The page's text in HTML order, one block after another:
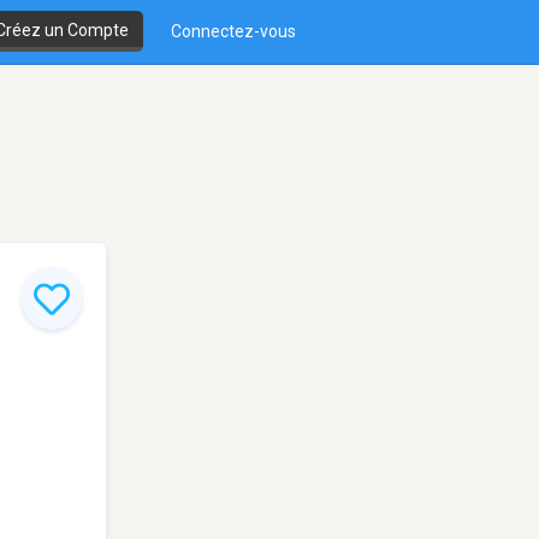
un Compte Connectez-vous